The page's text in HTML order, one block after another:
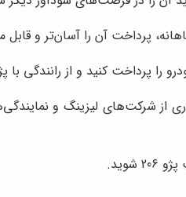
پرداخت آن را آسان‌تر و
کنید و از رانندگی با پژو 206 لذت
از شرکت‌های لیزینگ و